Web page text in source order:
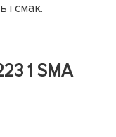
і смак.
1 SMA